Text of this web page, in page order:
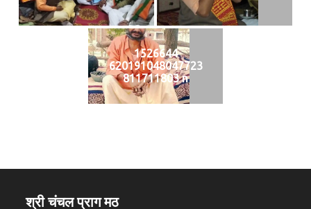
1526644
620191048047723
811711803 n
श्री चंचल प्राग मठ